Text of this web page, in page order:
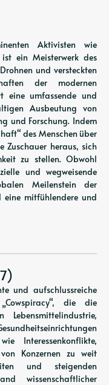
Aktivisten wie
ein Meisterwerk des
und versteckten
der modernen
eine umfassende und
Ausbeutung von
und Forschung. Indem
des Menschen über
heraus, sich
zu stellen. Obwohl
und wegweisende
Meilenstein der
eine mitfühlendere und
und aufschlussreiche
die die
Lebensmittelindustrie,
Interessenkonflikte,
Konzernen zu weit
und steigenden
wissenschaftlicher